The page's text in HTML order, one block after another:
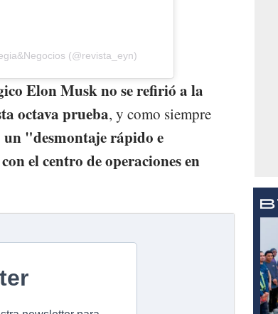
(@revista_eyn)
Elon Musk no se refirió a la
octava prueba, y como siempre
"desmontaje rápido e
el centro de operaciones en